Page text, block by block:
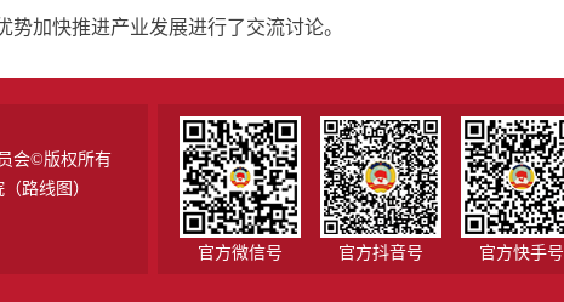
加快推进产业发展进行了交流讨论。
会©版权所有
（路线图 ）
官方微信号
官方抖音号 官方快手号